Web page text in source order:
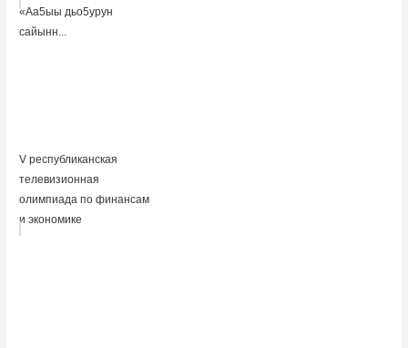
«Аа5ыы дьо5урун
сайынн...
V республиканская
телевизионная
олимпиада по финансам
и экономике